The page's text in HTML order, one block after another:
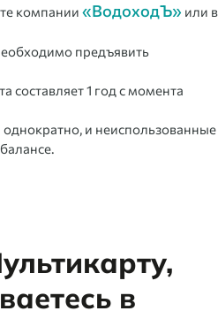
компании «ВодоходЪ» или в
предъявить
составляет 1 год с момента
и неиспользованные
в